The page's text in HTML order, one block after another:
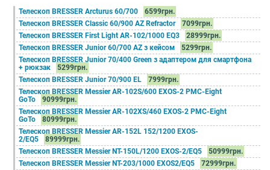
Телескоп BRESSER Arcturus 60/700
6599грн.
Телескоп BRESSER Classic 60/900 AZ Refractor
7099грн.
Телескоп BRESSER First Light AR-102/1000 EQ3
28999грн.
Телескоп BRESSER Junior 60/700 AZ з кейсом
5299грн.
Телескоп BRESSER Junior 70/400 Green з адаптером для смартфона
+ рюкзак
5299грн.
Телескоп BRESSER Junior 70/900 EL
7999грн.
Телескоп BRESSER Messier AR-102S/600 EXOS-2 PMC-Eight
GoTo
90999грн.
Телескоп BRESSER Messier AR-102XS/460 EXOS-2 PMC-Eight
GoTo
80999грн.
Телескоп BRESSER Messier AR-152L 152/1200 EXOS-
2/EQ5
89999грн.
Телескоп BRESSER Messier NT-150L/1200 EXOS-2/EQ5
50999грн.
Телескоп BRESSER Messier NT-203/1000 EXOS2/EQ5
72999грн.